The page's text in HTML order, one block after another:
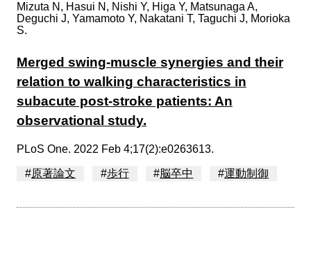
Mizuta N, Hasui N, Nishi Y, Higa Y, Matsunaga A,
Deguchi J, Yamamoto Y, Nakatani T, Taguchi J, Morioka
S.
Merged swing-muscle synergies and their
relation to walking characteristics in
subacute post-stroke patients: An
observational study.
PLoS One. 2022 Feb 4;17(2):e0263613.
#原著論文 #歩行 #脳卒中 #運動制御